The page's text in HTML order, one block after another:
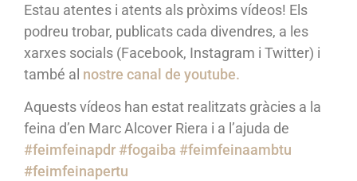
Estau atentes i atents als pròxims vídeos! Els
podreu trobar, publicats cada divendres, a les
xarxes socials (Facebook, Instagram i Twitter) i
també al nostre canal de youtube.
Aquests vídeos han estat realitzats gràcies a la
feina d’en Marc Alcover Riera i a l’ajuda de
#feimfeinapdr#fogaiba #feimfeinaambtu
#feimfeinapertu